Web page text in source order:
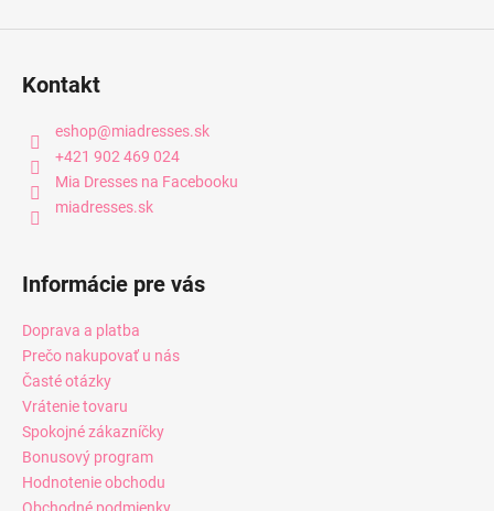
Kontakt
eshop@miadresses.sk
+421 902 469 024
Mia Dresses na Facebooku
miadresses.sk
Informácie pre vás
Doprava a platba
Prečo nakupovať u nás
Časté otázky
Vrátenie tovaru
Spokojné zákazníčky
Bonusový program
Hodnotenie obchodu